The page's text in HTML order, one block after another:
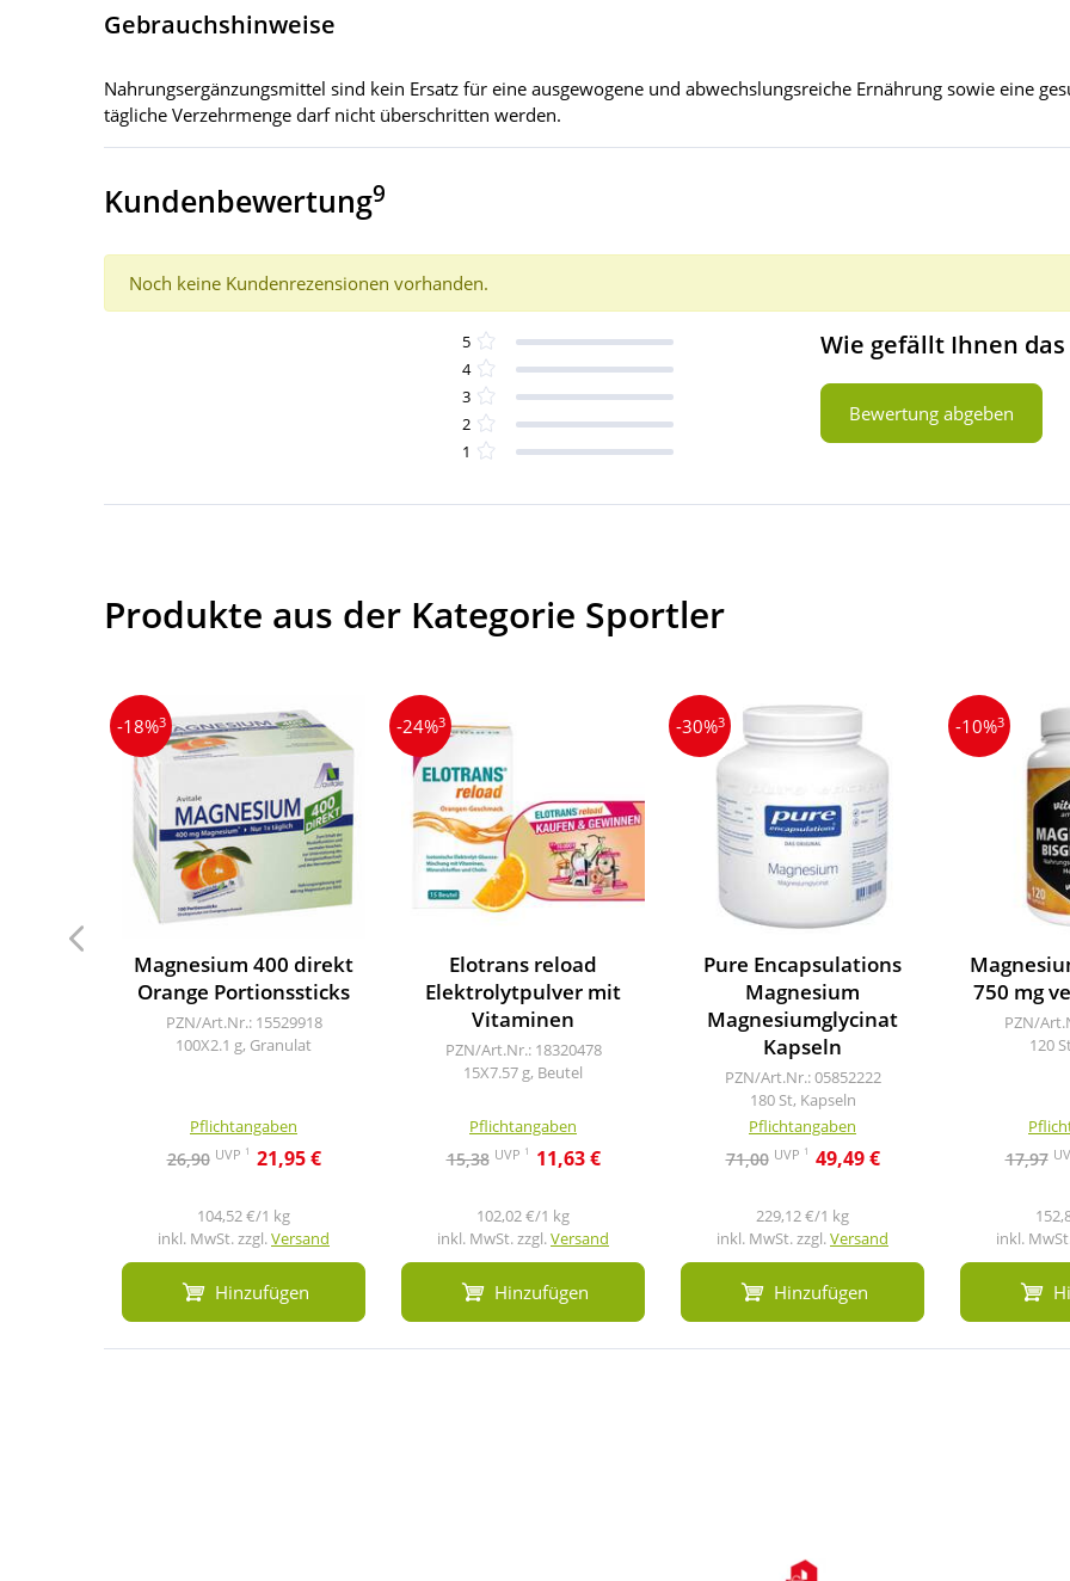
Gebrauchshinweise
Nahrungsergänzungsmittel sind kein Ersatz für eine ausgewogene und abwechslungsreiche Ernährung sowie eine
tägliche Verzehrmenge darf nicht überschritten werden.
Kundenbewertung9
Noch keine Kundenrezensionen vorhanden.
5
4
3
2
1
Wie gefällt Ihnen
Bewertung abgeben
Produkte aus der Kategorie Sportler
-18%3
Magnesium 400 direkt
Orange Portionssticks
PZN/Art.Nr.: 15529918
100X2.1 g, Granulat
Pflichtangaben
26,90 UVP 1 21,95 €
104,52 €/1 kg
inkl. MwSt. zzgl.Versand
Hinzufügen
-24%3
Elotrans reload
Elektrolytpulver mit
Vitaminen
PZN/Art.Nr.: 18320478
15X7.57 g, Beutel
Pflichtangaben
15,38 UVP 1 11,63 €
102,02 €/1 kg
inkl. MwSt. zzgl.Versand
Hinzufügen
-30%3
Pure Encapsulations
Magnesium
Magnesiumglycinat
Kapseln
PZN/Art.Nr.: 05852222
180 St, Kapseln
Pflichtangaben
71,00 UVP 1 49,49 €
229,12 €/1 kg
inkl. MwSt. zzgl.Versand
Hinzufügen
-10%3
750 mg
PZN/
120
17,97
inkl.